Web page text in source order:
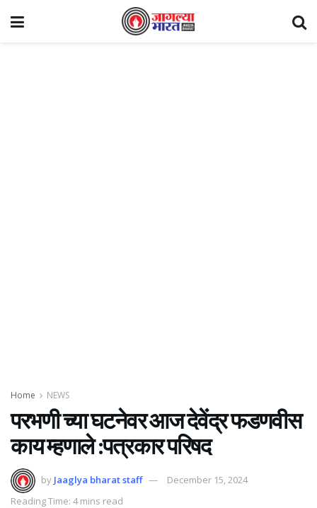
Home NEWS
परभणी च्या घटनेवर आज देवेंद्र फडणवीस
काय म्हणाले :पत्रकार परिषद
by Jaaglya bharat staff
December 15, 2024
Reading Time: 4 mins read